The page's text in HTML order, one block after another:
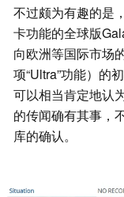
不过颇为有趣的是
卡功能的全球版
向欧洲等国际市场
项“Ultra”功能）的
可以相当肯定地认
的传闻确有其事，
库的确认。